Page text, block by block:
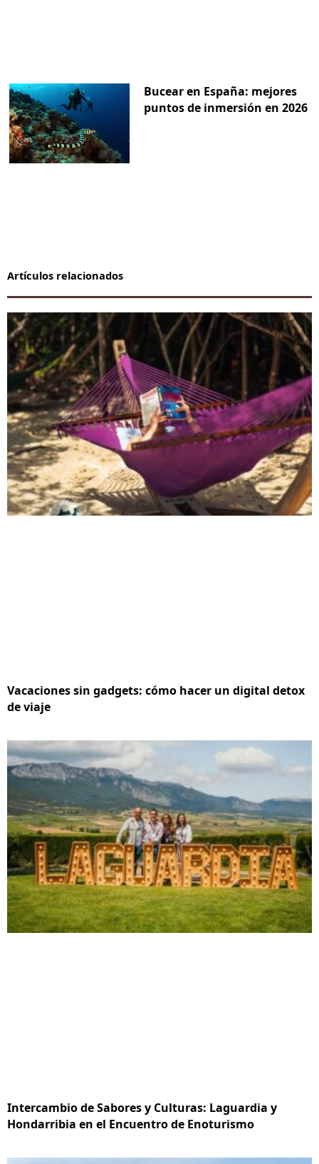
Bucear en España: mejores
puntos de inmersión en 2026
Artículos relacionados
Vacaciones sin gadgets: cómo hacer un digital detox
de viaje
Intercambio de Sabores y Culturas: Laguardia y
Hondarribia en el Encuentro de Enoturismo